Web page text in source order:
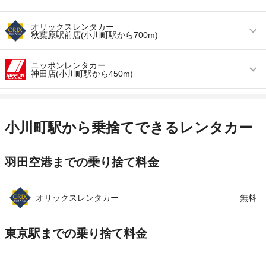
オリックスレンタカー
秋葉原駅前店(小川町駅から700m)
営業時間 毎日 08:00 ～ 20:00
アクセス 秋葉原駅より徒歩で約3分（送迎なし）
店舗詳細 店舗詳細ページはこちら
この店舗でレンタカーを探す
ニッポンレンタカー
神田店(小川町駅から450m)
アクセス 神田駅より徒歩で約4分（送迎なし）
店舗詳細 店舗詳細ページはこちら
小川町駅から乗捨てできるレンタカー
羽田空港までの乗り捨て料金
オリックスレンタカー 無料
東京駅までの乗り捨て料金